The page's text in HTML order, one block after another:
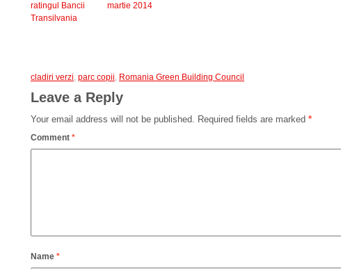
ratingul Bancii
Transilvania
martie 2014
cladiri verzi, parc copii, Romania Green Building Council
Leave a Reply
Your email address will not be published. Required fields are marked *
Comment *
Name *